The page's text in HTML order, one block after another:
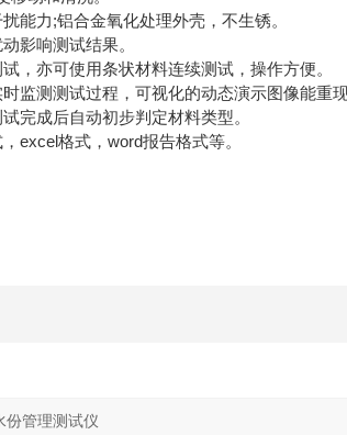
能力;铝合金氧化处理外壳，不生锈。
影响测试结果。
，亦可使用条状材料连续测试，操作方便。
监测测试过程，可视化的动态演示图像能重
完成后自动初步判定材料类型。
excel格式，word报告格式等。